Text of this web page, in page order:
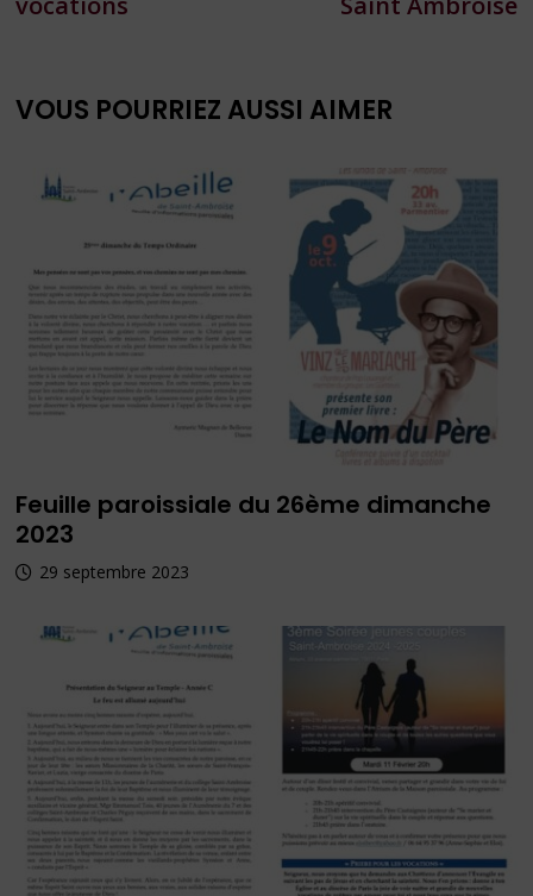
l’article
VOUS POURRIEZ AUSSI AIMER
Feuille paroissiale du 26ème dimanche
2023
29 septembre 2023